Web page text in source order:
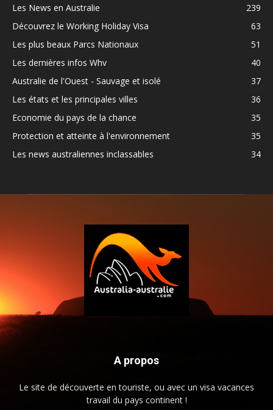
Les News en Australie
239
Découvrez le Working Holiday Visa
63
Les plus beaux Parcs Nationaux
51
Les dernières infos Whv
40
Australie de l'Ouest - Sauvage et isolé
37
Les états et les principales villes
36
Economie du pays de la chance
35
Protection et atteinte à l'environnement
35
Les news australiennes inclassables
34
A propos
Le site de découverte en touriste, ou avec un visa vacances
travail du pays continent !